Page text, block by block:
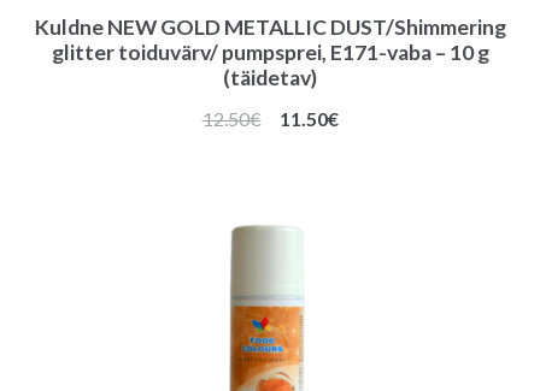
Kuldne NEW GOLD METALLIC DUST/Shimmering
glitter toiduvärv/ pumpsprei, E171-vaba – 10 g
(täidetav)
12.50€
Algne
11.50€Praegune